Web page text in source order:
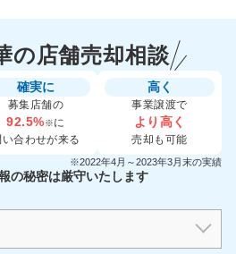
の店舗売却相談
確実に
募集店舗の
92.5%※に
い合わせが来る
高く
事業譲渡で
より高く
売却も可能
※2022年4月～2023年3月末の実績
の秘密は厳守いたします